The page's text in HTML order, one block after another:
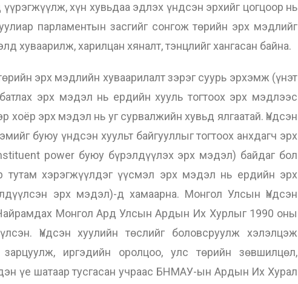
үүрэгжүүлж, хүн хувьдаа эдлэх үндсэн эрхийг цогцоор нь
парламентын засгийг сонгож төрийн эрх мэдлийг
хуваарилж, харилцан хяналт, тэнцлийг хангасан байна.
эрх мэдлийн хуваарилалт зэрэг суурь эрхэмж (үнэт
эрх мэдэл нь ердийн хууль тогтоох эрх мэдлээс
хоёр эрх мэдэл нь уг сурвалжийн хувьд ялгаатай. Үндсэн
буюу үндсэн хуульт байгууллыг тогтоох анхдагч эрх
power буюу бүрэлдүүлэх эрх мэдэл) байдаг бол
тутам хэрэгжүүлдэг үүсмэл эрх мэдэл нь ердийн эрх
эрх мэдэл)-д хамаарна. Монгол Улсын Үндсэн
Найрамдах Монгол Ард Улсын Ардын Их Хурлыг 1990 оны
Үндсэн хуулийн төслийг боловсруулж хэлэлцэж
иргэдийн оролцоо, улс төрийн зөвшилцөл,
үе шатаар тусгасан учраас БНМАУ-ын Ардын Их Хурал